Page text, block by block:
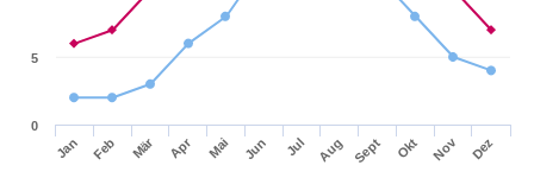
Jan Feb Mär Apr Mai Jun Jul Aug Sept Okt Nov Dez
0
5